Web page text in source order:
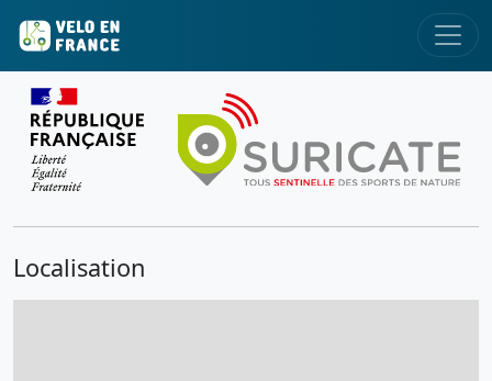
Localisation